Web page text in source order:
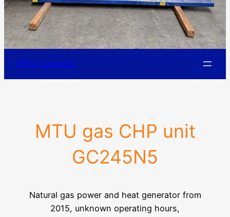
Offer overview
MTU gas CHP unit
GC245N5
Natural gas power and heat generator from
2015, unknown operating hours,